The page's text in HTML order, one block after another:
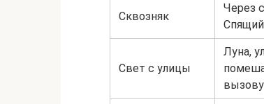
Сквозняк
Через
Свет с улицы
Луна,